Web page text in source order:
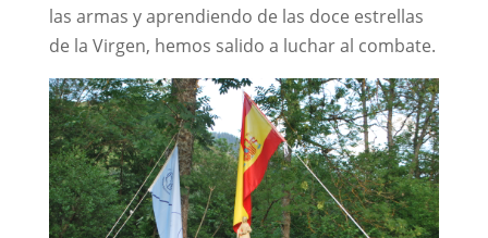
las armas y aprendiendo de las doce estrellas
de la Virgen, hemos salido a luchar al combate.